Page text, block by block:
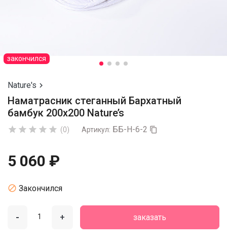
закончился
Nature's 
Наматрасник стеганный Бархатный
бамбук 200х200 Nature’s
     (0) Артикул: ББ-Н-6-2 
5 060 ₽
 Закончился
- + заказать